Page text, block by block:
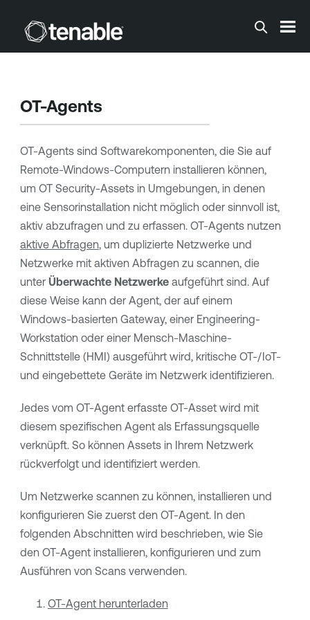
Zum Hauptinhalt springen
OT-Agents
OT-Agents sind Softwarekomponenten, die Sie auf
Remote-Windows-Computern installieren können,
um OT Security-Assets in Umgebungen, in denen
eine Sensorinstallation nicht möglich oder sinnvoll ist,
aktiv abzufragen und zu erfassen. OT-Agents nutzen
aktive Abfragen, um duplizierte Netzwerke und
Netzwerke mit aktiven Abfragen zu scannen, die
unter Überwachte Netzwerkeaufgeführt sind. Auf
diese Weise kann der Agent, der auf einem
Windows-basierten Gateway, einer Engineering-
Workstation oder einer Mensch-Maschine-
Schnittstelle (HMI) ausgeführt wird, kritische OT-/IoT-
und eingebettete Geräte im Netzwerk identifizieren.
Jedes vom OT-Agent erfasste OT-Asset wird mit
diesem spezifischen Agent als Erfassungsquelle
verknüpft. So können Assets in Ihrem Netzwerk
rückverfolgt und identifiziert werden.
Um Netzwerke scannen zu können, installieren und
konfigurieren Sie zuerst den OT-Agent. In den
folgenden Abschnitten wird beschrieben, wie Sie
den OT-Agent installieren, konfigurieren und zum
Ausführen von Scans verwenden.
OT-Agent herunterladen